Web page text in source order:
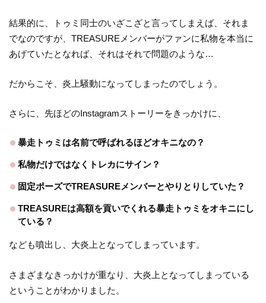
結果的に、トゥミ同士のいざこざと言ってしまえば、それま
でなのですが、TREASUREメンバーがファンに私物を本当に
あげていたとなれば、それはそれで問題のような…
だからこそ、炎上騒動になってしまったのでしょう。
さらに、先ほどのInstagramストーリーをきっかけに、
暴走トゥミは名前で呼ばれるほどオキニなの？
私物だけではなくトレカにサイン？
固定ポーズでTREASUREメンバーとやりとりしていた？
TREASUREは高額を貢いでくれる暴走トゥミをオキニにし
ている？
なども噴出し、大炎上となってしまっています。
さまざまなきっかけが重なり、大炎上となってしまっている
ということがわかりました。